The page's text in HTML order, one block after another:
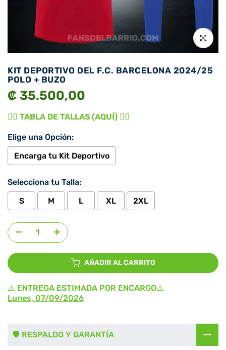
Click para
KIT DEPORTIVO DEL F.C. BARCELONA 2024/25
POLO + BUZO
₡ 35.500,00
👉🏾 TABLA DE TALLAS (AQUÍ) 👈🏾
Elige una Opción:
Encarga tu Kit Deportivo
Selecciona tu Talla:
S
M L XL 2XL
Agregar selección
AÑADIR AL CARRITO
⚠️ ENTREGA ESTIMADA POR ENCARGO⚠️
Lunes, 07/09/2026
🛡️ RESPALDO Y GARANTÍA